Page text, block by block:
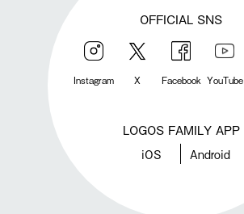
OFFICIAL SNS
Instagram X Facebook YouTube
LOGOS FAMILY APP
iOS Android